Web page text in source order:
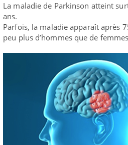
La maladie de Parkinson atteint
ans.
Parfois, la maladie apparaît après
peu plus d’hommes que de